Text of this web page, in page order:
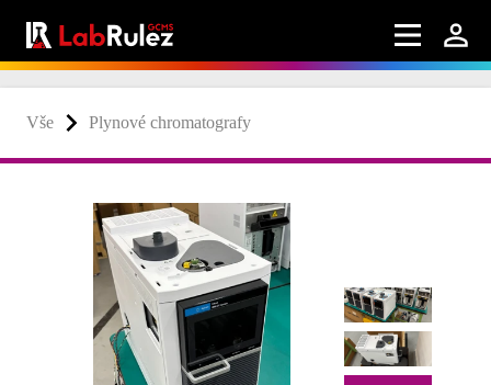
Vše Plynové chromatografy